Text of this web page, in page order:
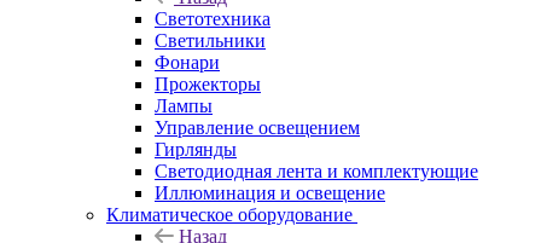
Светотехника
Светильники
Фонари
Прожекторы
Лампы
Управление освещением
Гирлянды
Светодиодная лента и комплектующие
Иллюминация и освещение
Климатическое оборудование
Назад